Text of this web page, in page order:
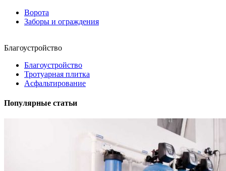
Ворота
Заборы и ограждения
Благоустройство
Благоустройство
Тротуарная плитка
Асфальтирование
Популярные статьи